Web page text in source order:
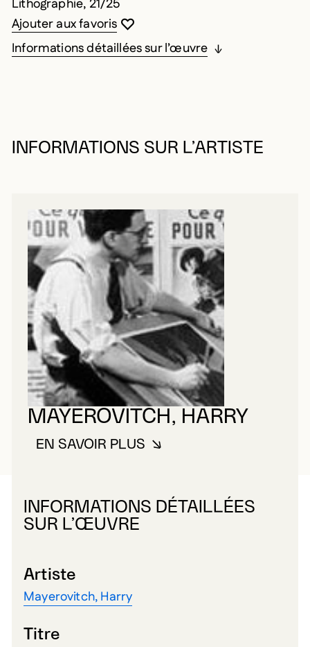
Lithographie, 21/25
Vous devez être connecté pour ajouter
Fermer la modale
Ouvrir la modale
Ajouter aux favoris
Informations détaillées sur l’œuvre
INFORMATIONS SUR L’ARTISTE
MAYEROVITCH, HARRY
EN SAVOIR PLUSÀ PROPOS DE MAYEROVITCH,
INFORMATIONS DÉTAILLÉES
SUR L’ŒUVRE
Artiste
Mayerovitch, Harry
Titre